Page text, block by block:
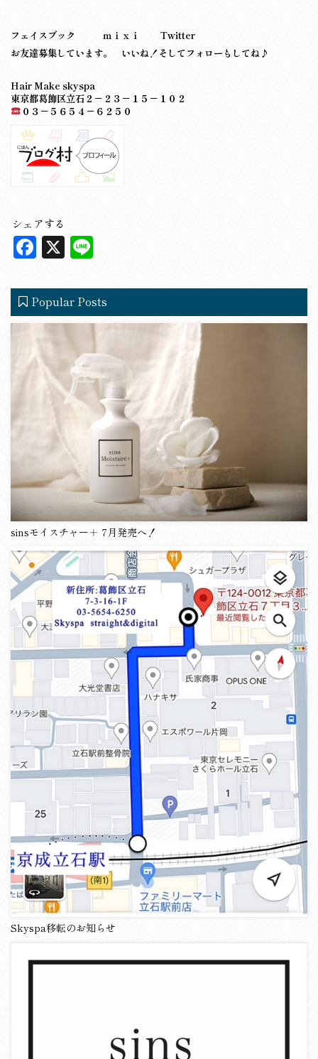
フェイスブック ｍｉｘｉ
Twitter
お友達募集しています。 いいね！そしてフォローもしてね♪
Hair Make skyspa
東京都葛飾区立石２－２３－１５－１０２
０３－５６５４－６２５０
シェアする
F
a
c
e
b
o
o
X
e
Popular Posts
sinsモイスチャー＋ 7月発売へ！
Skyspa移転のお知らせ